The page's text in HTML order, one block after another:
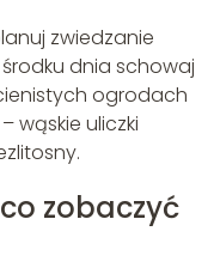
zwiedzanie
dnia schowaj
ogrodach
wąskie uliczki
zobaczyć